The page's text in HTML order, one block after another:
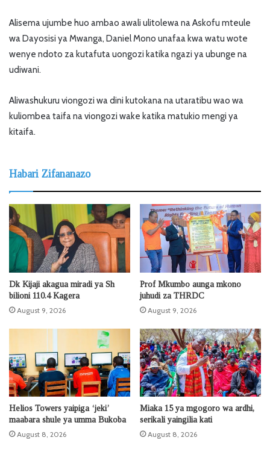
Alisema ujumbe huo ambao awali ulitolewa na Askofu mteule
wa Dayosisi ya Mwanga, Daniel Mono unafaa kwa watu wote
wenye ndoto za kutafuta uongozi katika ngazi ya ubunge na
udiwani.
Aliwashukuru viongozi wa dini kutokana na utaratibu wao wa
kuliombea taifa na viongozi wake katika matukio mengi ya
kitaifa.
Habari Zifananazo
Dk Kijaji akagua miradi ya Sh
bilioni 110.4 Kagera
August 9, 2026
Prof Mkumbo aunga mkono
juhudi za THRDC
August 9, 2026
Helios Towers yaipiga ‘jeki’
maabara shule ya umma Bukoba
August 8, 2026
Miaka 15 ya mgogoro wa ardhi,
serikali yaingilia kati
August 8, 2026